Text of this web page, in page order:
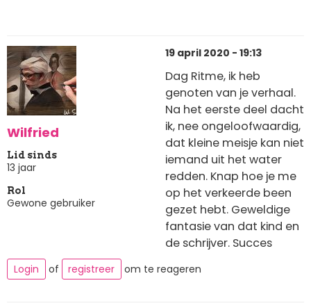
Wilfried
Lid sinds
13 jaar
Rol
Gewone gebruiker
19 april 2020 - 19:13
Dag Ritme, ik heb
genoten van je verhaal.
Na het eerste deel dacht
ik, nee ongeloofwaardig,
dat kleine meisje kan niet
iemand uit het water
redden. Knap hoe je me
op het verkeerde been
gezet hebt. Geweldige
fantasie van dat kind en
de schrijver. Succes
Login of registreer om te reageren